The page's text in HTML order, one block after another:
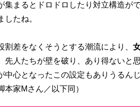
集まるとドロドロしたり対立構造が
たね。
差をなくそうとする潮流により、
先人たちが壁を破り、あり得ないと
中心となったこの設定もありうるん